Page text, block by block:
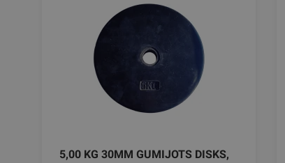
5,00 KG 30MM GUMIJOTS DISKS,